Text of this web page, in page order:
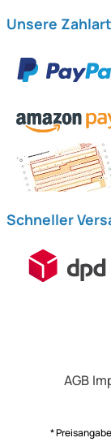
Unsere
Schneller
AGB
*